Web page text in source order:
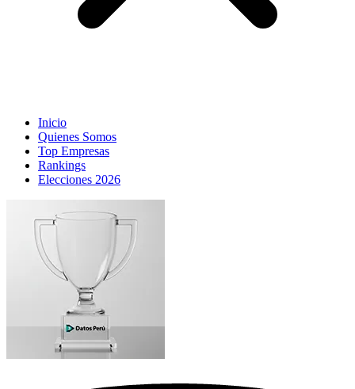
Inicio
Quienes Somos
Top Empresas
Rankings
Elecciones 2026